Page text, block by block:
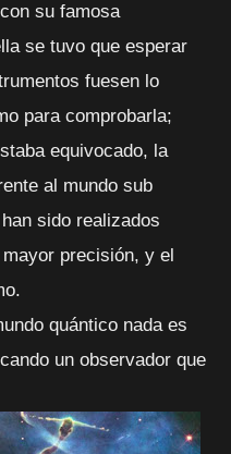
su famosa
se tuvo que esperar
fuesen lo
para comprobarla;
equivocado, la
al mundo sub
sido realizados
precisión, y el
quántico nada es
un observador que